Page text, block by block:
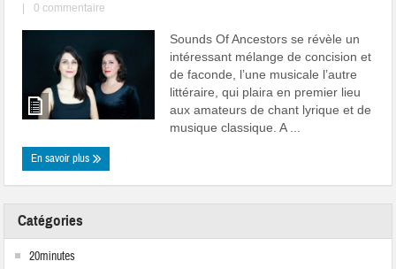
0 commentaire
Sounds Of Ancestors se révèle un
intéressant mélange de concision et
de faconde, l’une musicale l’autre
littéraire, qui plaira en premier lieu
aux amateurs de chant lyrique et de
musique classique. A ...
En savoir plus
Catégories
20minutes